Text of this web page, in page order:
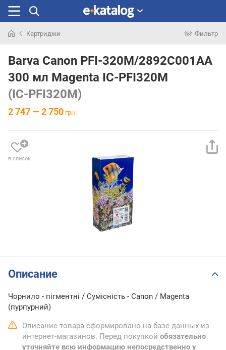
раньше
Картриджи Фильтр
Barva Canon PFI-320M/2892C001AA
300 мл Magenta IC-PFI320M
(IC-PFI320M)
2 747 — 2 750 грн.
в список
Описание
Чорнило - пігментні / Сумісність - Canon / Magenta
(пурпурний)
Описание товара сформировано на базе данных из
интернет-магазинов. Перед покупкой обязательно
уточняйте всю информацию непосредственно у